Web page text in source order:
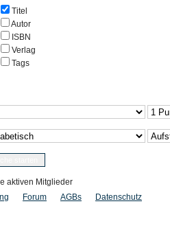
Titel
Autor
ISBN
Verlag
Tags
aktiven Mitglieder
Forum AGBs Datenschutz